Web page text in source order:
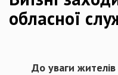
обласної
До уваги